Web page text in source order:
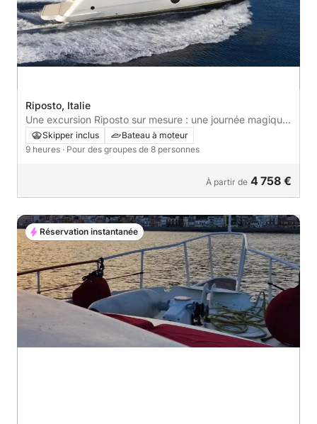
Riposto, Italie
Une excursion Riposto sur mesure : une journée magique
à bord d'un bateau à moteur
Skipper inclus
Bateau à moteur
9 heures · Pour des groupes de 8 personnes
À partir de 4 758 €
Réservation instantanée